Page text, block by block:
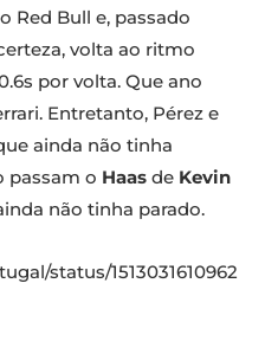
Red Bull e, passado
volta ao ritmo
por volta. Que ano
Entretanto, Pérez e
ainda não tinha
passam o Haas de Kevin
não tinha parado.
status/1513031610962